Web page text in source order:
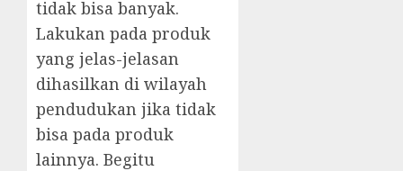
tidak bisa banyak.
Lakukan pada produk
yang jelas-jelasan
dihasilkan di wilayah
pendudukan jika tidak
bisa pada produk
lainnya. Begitu